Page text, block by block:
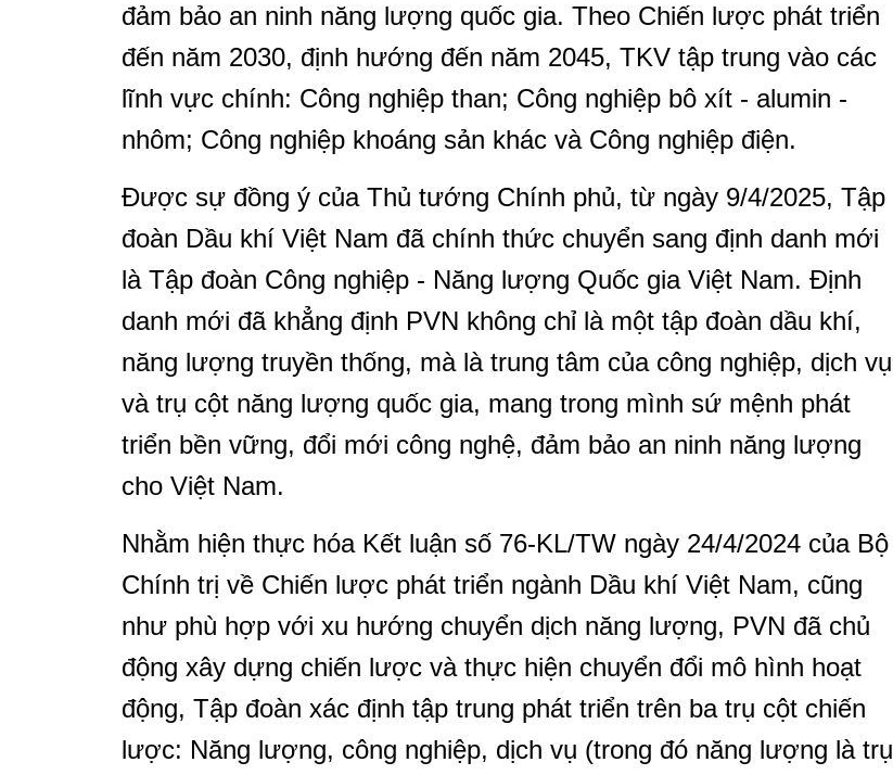
đảm bảo an ninh năng lượng quốc gia. Theo Chiến lược phát triển
đến năm 2030, định hướng đến năm 2045, TKV tập trung vào các
lĩnh vực chính: Công nghiệp than; Công nghiệp bô xít - alumin -
nhôm; Công nghiệp khoáng sản khác và Công nghiệp điện.
Được sự đồng ý của Thủ tướng Chính phủ, từ ngày 9/4/2025, Tập
đoàn Dầu khí Việt Nam đã chính thức chuyển sang định danh mới
là Tập đoàn Công nghiệp - Năng lượng Quốc gia Việt Nam. Định
danh mới đã khẳng định PVN không chỉ là một tập đoàn dầu khí,
năng lượng truyền thống, mà là trung tâm của công nghiệp, dịch vụ
và trụ cột năng lượng quốc gia, mang trong mình sứ mệnh phát
triển bền vững, đổi mới công nghệ, đảm bảo an ninh năng lượng
cho Việt Nam.
Nhằm hiện thực hóa Kết luận số 76-KL/TW ngày 24/4/2024 của Bộ
Chính trị về Chiến lược phát triển ngành Dầu khí Việt Nam, cũng
như phù hợp với xu hướng chuyển dịch năng lượng, PVN đã chủ
động xây dựng chiến lược và thực hiện chuyển đổi mô hình hoạt
động, Tập đoàn xác định tập trung phát triển trên ba trụ cột chiến
lược: Năng lượng, công nghiệp, dịch vụ (trong đó năng lượng là trụ